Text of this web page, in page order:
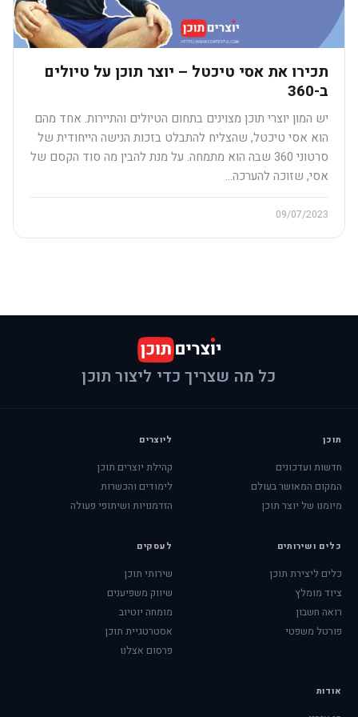
תכירו את אסי טיכטל – יוצר תוכן על טיולים
ב-360
יש המון יוצרי תוכן מצוינים בתחום הטיולים והתיירות. אחד מהם
הוא אסי טיכטל, שהצליח להתבלט בזכות הנישה הייחודית של
סרטוני 360 שבה הוא מתמחה. על מנת להבין מה סוד הקסם של
אסי, שזוכה להערכה…
09/07/2023
כל מה שצריך כדי ליצור תוכן
תוכן
חדשות ועדכונים
המקום המאושר בעולם
מיומנו של יוצר תוכן
ליוצרים
קהילת יוצרים תוכן
לימודים והכשרות
הזדמנויות ושיתופי פעולה
כלים ושירותים
כלים ליצירת תוכן
ציוד מומלץ
רואה חשבון
פורטל משפטי
לעסקים
שירותי תוכן
שיווק משפיענים
מומחה יוטיוב
אסטרטגיית תוכן
פרסום אצלנו
אודות